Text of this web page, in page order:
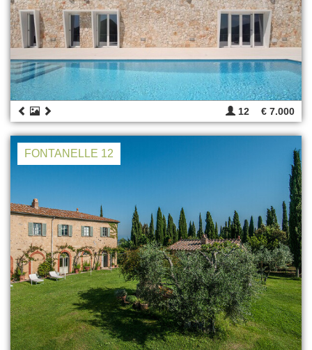
12 € 7.000
FONTANELLE 12